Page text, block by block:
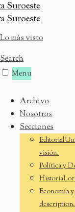
Skip
to
content
Lo más visto
Search
Menu
Archivo
Nosotros
Secciones
Editorial
visión.
Política y
Historia
Economía